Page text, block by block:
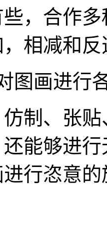
，合作
相减和
画进行
、张贴
能够进
行恣意